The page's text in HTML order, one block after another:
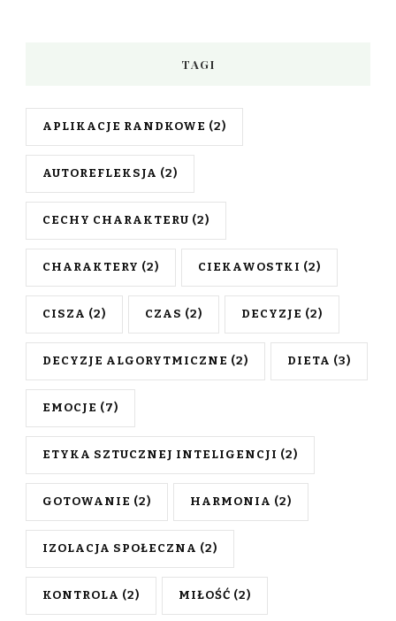
TAGI
APLIKACJE RANDKOWE (2)
AUTOREFLEKSJA (2)
CECHY CHARAKTERU (2)
CHARAKTERY (2) CIEKAWOSTKI (2)
CISZA (2) CZAS (2) DECYZJE (2)
DECYZJE ALGORYTMICZNE (2) DIETA (3)
EMOCJE (7)
ETYKA SZTUCZNEJ INTELIGENCJI (2)
GOTOWANIE (2) HARMONIA (2)
IZOLACJA SPOŁECZNA (2)
KONTROLA (2) MIŁOŚĆ (2)